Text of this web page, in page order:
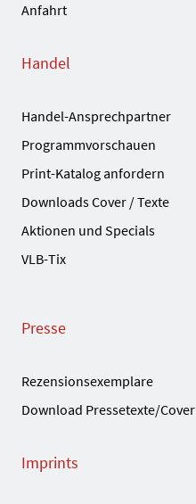
Anfahrt
Handel
Handel-Ansprechpartner
Programmvorschauen
Print-Katalog anfordern
Downloads Cover / Texte
Aktionen und Specials
VLB-Tix
Presse
Rezensionsexemplare
Download Pressetexte/Cover
Imprints